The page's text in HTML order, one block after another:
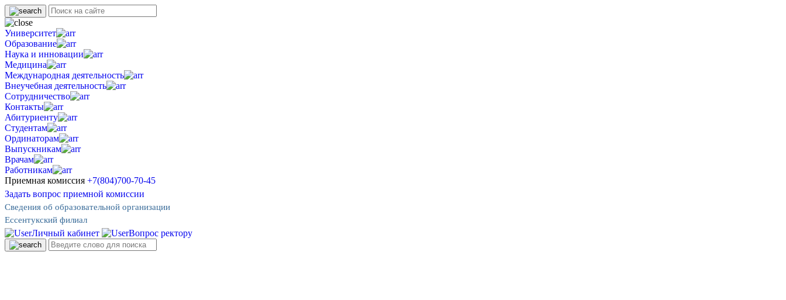
Университет
Образование
Наука и инновации
Медицина
Международная деятельность
Внеучебная деятельность
Сотрудничество
Контакты
Абитуриенту
Студентам
Ординаторам
Выпускникам
Врачам
Работникам
Приемная комиссия +7(804)700-70-45
Задать вопрос приемной комиссии
Сведения об образовательной организации
Ессентукский филиал
Личный кабинет Вопрос ректору